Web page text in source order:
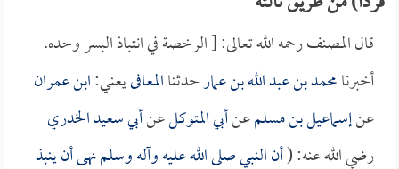
قال المصنف رحمه الله تعالى: [ الرخصة في انتباذ البسر وحده.
أخبرنامحمد بن عبد الله بن عمارحدثناالمعافىيعني:ابن عمران
عنإسماعيل بن مسلمعنأبي المتوكلعنأبي سعيد الخدري
رضي الله عنه: (أن النبي صلى الله عليه وآله وسلم نهى أن ينبذ